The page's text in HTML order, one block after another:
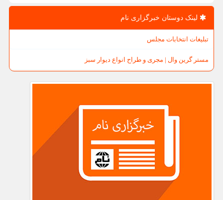
لینک دوستان خبرگزاری نام
تبلیغات انتخابات مجلس
مستر گرین وال | مجری و طراح انواع دیوار سبز